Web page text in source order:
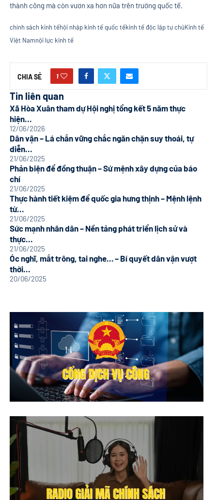
thành công mà còn vươn xa hơn nữa trên trường quốc tế.
chính sách kinh tếhội nhập kinh tế quốc tếkinh tế độc lập tự chủKinh tế
Việt Namnội lực kinh tế
CHIA SẺ 1
Tin liên quan
Xã Hòa Xuân tham dự Hội nghị tổng kết 5 năm thực
hiện...
12/06/2026
Dân vận – Lá chắn vững chắc ngăn chặn suy thoái, tự
diễn...
21/06/2025
Phản biện để đồng thuận – Sứ mệnh xây dựng của báo
chí
21/06/2025
Thực hành tiết kiệm để quốc gia hưng thịnh – Mệnh lệnh
từ...
21/06/2025
Sức mạnh nhân dân – Nền tảng phát triển lịch sử và
thực...
21/06/2025
Óc nghĩ, mắt trông, tai nghe… – Bí quyết dân vận vượt
thời...
20/06/2025